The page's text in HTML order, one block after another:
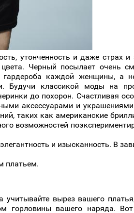
утонченность и даже страх
Черный посылает очень
гардероба каждой женщины, а
Будучи классикой моды на
до похорон. Счастливая
аксессуарами и
таких как американские
возможностей
и изысканность. В
платьем.
вырез вашего
горловины вашего наряда.